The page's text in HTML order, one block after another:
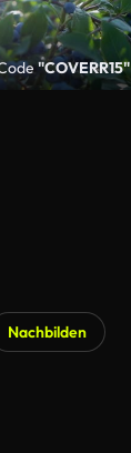
"COVERR15"
Nachbilden